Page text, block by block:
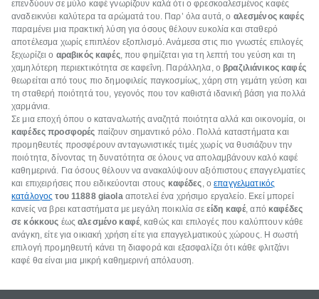
επενδύουν σε μύλο καφέ γνωρίζουν καλά ότι ο φρεσκοαλεσμένος καφές
αναδεικνύει καλύτερα τα αρώματά του. Παρ’ όλα αυτά, ο αλεσμένος καφές
παραμένει μια πρακτική λύση για όσους θέλουν ευκολία και σταθερό
αποτέλεσμα χωρίς επιπλέον εξοπλισμό. Ανάμεσα στις πιο γνωστές επιλογές
ξεχωρίζει ο αραβικός καφές, που φημίζεται για τη λεπτή του γεύση και τη
χαμηλότερη περιεκτικότητα σε καφεΐνη. Παράλληλα, οβραζιλιάνικος καφές
θεωρείται από τους πιο δημοφιλείς παγκοσμίως, χάρη στη γεμάτη γεύση και
τη σταθερή ποιότητά του, γεγονός που τον καθιστά ιδανική βάση για πολλά
χαρμάνια.
Σε μια εποχή όπου ο καταναλωτής αναζητά ποιότητα αλλά και οικονομία, οι
καφέδες προσφορές παίζουν σημαντικό ρόλο. Πολλά καταστήματα και
προμηθευτές προσφέρουν ανταγωνιστικές τιμές χωρίς να θυσιάζουν την
ποιότητα, δίνοντας τη δυνατότητα σε όλους να απολαμβάνουν καλό καφέ
καθημερινά. Για όσους θέλουν να ανακαλύψουν αξιόπιστους επαγγελματίες
και επιχειρήσεις που ειδικεύονται στους καφέδες, οεπαγγελματικός
κατάλογος του 11888 giaolaαποτελεί ένα χρήσιμο εργαλείο. Εκεί μπορεί
κανείς να βρει καταστήματα με μεγάλη ποικιλία σε είδη καφέ, από καφέδες
σε κόκκους έωςαλεσμένο καφέ, καθώς και επιλογές που καλύπτουν κάθε
ανάγκη, είτε για οικιακή χρήση είτε για επαγγελματικούς χώρους. Η σωστή
επιλογή προμηθευτή κάνει τη διαφορά και εξασφαλίζει ότι κάθε φλιτζάνι
καφέ θα είναι μια μικρή καθημερινή απόλαυση.